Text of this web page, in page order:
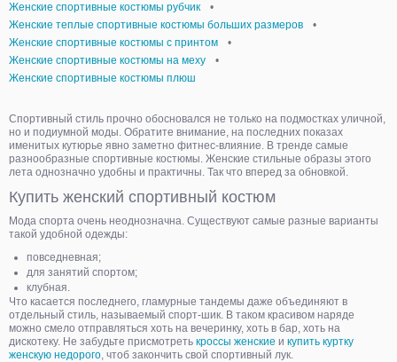
Женские спортивные костюмы рубчик
•
Женские теплые спортивные костюмы больших размеров
•
Женские спортивные костюмы с принтом
•
Женские спортивные костюмы на меху
•
Женские спортивные костюмы плюш
Спортивный стиль прочно обосновался не только на подмостках уличной,
но и подиумной моды. Обратите внимание, на последних показах
именитых кутюрье явно заметно фитнес-влияние. В тренде самые
разнообразные спортивные костюмы. Женские стильные образы этого
лета однозначно удобны и практичны. Так что вперед за обновкой.
Купить женский спортивный костюм
Мода спорта очень неоднозначна. Существуют самые разные варианты
такой удобной одежды:
повседневная;
для занятий спортом;
клубная.
Что касается последнего, гламурные тандемы даже объединяют в
отдельный стиль, называемый спорт-шик. В таком красивом наряде
можно смело отправляться хоть на вечеринку, хоть в бар, хоть на
дискотеку. Не забудьте присмотреть кроссы женские и купить куртку
женскую недорого, чтоб закончить свой спортивный лук.